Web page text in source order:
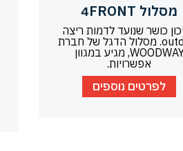
מסלול 4FRONT
כושר שנועד לדמות ריצה
outdoor. מסלול הדגל של חברת
WOODWAY, מגיע במגוון
אפשרויות.
לפרטים נוספים